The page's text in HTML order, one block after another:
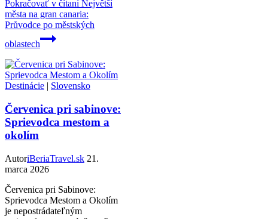
Pokračovať v čítaníNejvětší
města na gran canaria:
Průvodce po městských
oblastech
Destinácie | Slovensko
Červenica pri sabinove:
Sprievodca mestom a
okolím
AutoriBeriaTravel.sk 21.
marca 2026
Červenica pri Sabinove:
Sprievodca Mestom a Okolím
je nepostrádateľným